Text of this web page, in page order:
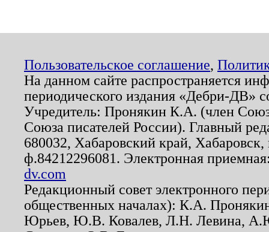
Пользовательское соглашение,
На данном сайте распространяется
периодического издания «Дебри-ДВ»
Учредитель: Пронякин К.А. (член
Союза писателей России). Главный
680032, Хабаровский край,
ф.84212296081. Электронная
dv.com
Редакционный совет электронного
общественных началах): К.А.
Юрьев, Ю.В. Ковалев, Л.Н. Левина,